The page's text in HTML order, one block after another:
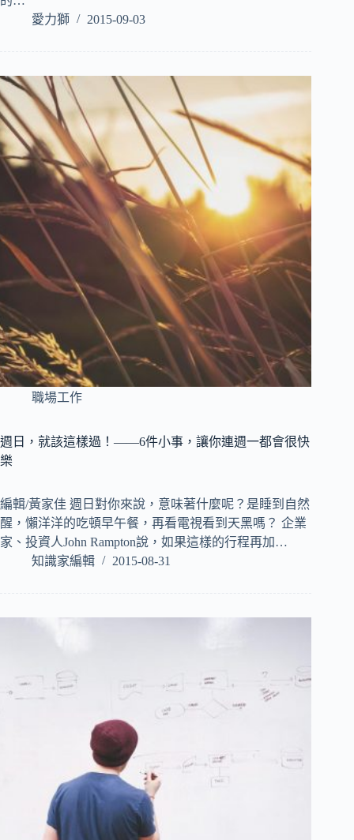
愛力獅
2015-09-03
職場工作
週日，就該這樣過！——6件小事，讓你連週一都會很快
樂
編輯/黃家佳 週日對你來說，意味著什麼呢？是睡到自然
醒，懶洋洋的吃頓早午餐，再看電視看到天黑嗎？ 企業
家、投資人John Rampton說，如果這樣的行程再加…
知識家編輯
2015-08-31